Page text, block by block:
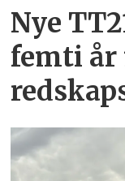
Nye
femti år­